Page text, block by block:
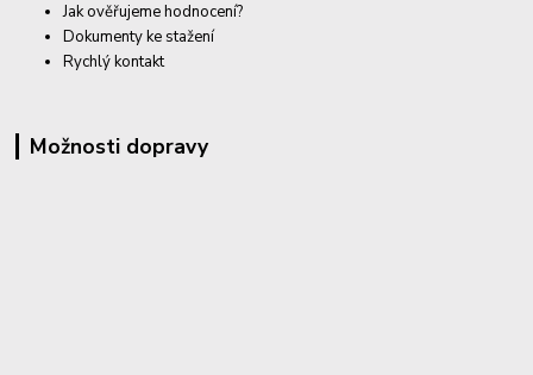
Jak ověřujeme hodnocení?
Dokumenty ke stažení
Rychlý kontakt
Možnosti dopravy